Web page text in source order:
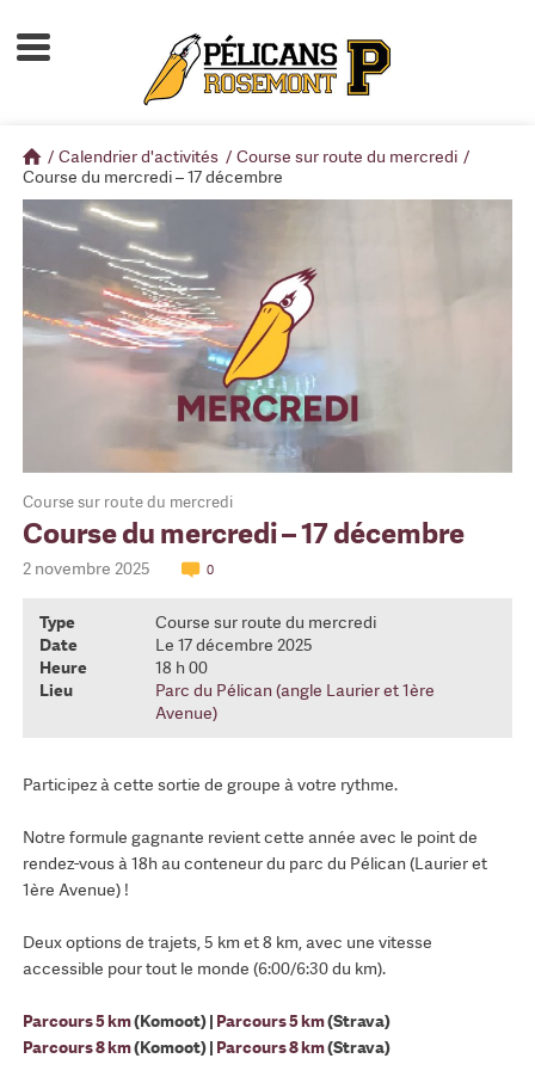
Accueil
Calendrier d'activités
Boutique
Devenir membre
/ Calendrier d'activités / Course sur route du mercredi /
Course du mercredi – 17 décembre
Course sur route du mercredi
Course du mercredi – 17 décembre
2 novembre 2025 0
Type
Course sur route du mercredi
Date
Le 17 décembre 2025
Heure
18 h 00
Lieu
Parc du Pélican (angle Laurier et 1ère
Avenue)
Participez à cette sortie de groupe à votre rythme.
Notre formule gagnante revient cette année avec le point de
rendez-vous à 18h au conteneur du parc du Pélican (Laurier et
1ère Avenue) !
Deux options de trajets, 5 km et 8 km, avec une vitesse
accessible pour tout le monde (6:00/6:30 du km).
Parcours 5 km(Komoot) | Parcours 5 km(Strava)
Parcours 8 km(Komoot) | Parcours 8 km(Strava)